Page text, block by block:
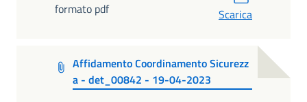
formato pdf
Scarica
Affidamento Coordinamento Sicurezz
a - det_00842 - 19-04-2023